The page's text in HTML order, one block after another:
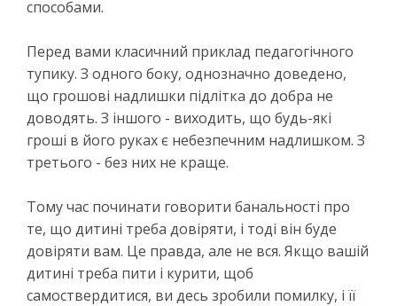
способами.
Перед вами класичний приклад педагогічного
тупику. З одного боку, однозначно доведено,
що грошові надлишки підлітка до добра не
доводять. З іншого - виходить, що будь-які
гроші в його руках є небезпечним надлишком. З
третього - без них не краще.
Тому час починати говорити банальності про
те, що дитині треба довіряти, і тоді він буде
довіряти вам. Це правда, але не вся. Якщо вашій
дитині треба пити і курити, щоб
самоствердитися, ви десь зробили помилку, і її